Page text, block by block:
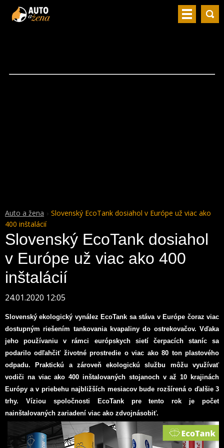
Auto a žena
Slovenský EcoTank dosiahol v Európe už viac ako
400 inštalácií
Slovenský EcoTank dosiahol
v Európe už viac ako 400
inštalácií
24.01.2020 12:05
Slovenský ekologický vynález EcoTank sa stáva v Európe čoraz viac
dostupným riešením tankovania kvapaliny do ostrekovačov. Vďaka
jeho používaniu v rámci európskych sietí čerpacích staníc sa
podarilo odľahčiť životné prostredie o viac ako 80 ton plastového
odpadu. Praktickú a zároveň ekologickú službu môžu využívať
vodiči na viac ako 400 inštalovaných stojanoch v až 10 krajinách
Európy a v priebehu najbližších mesiacov bude rozšírená o ďalšie 3
trhy. Víziou spoločnosti EcoTank pre tento rok je počet
nainštalovaných zariadení viac ako zdvojnásobiť.